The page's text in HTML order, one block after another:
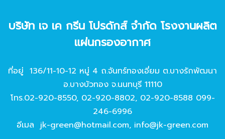
บริษัท เจ เค กรีน โปรดักส์ จํากัด โรงงานผลิต
แผ่นกรองอากาศ
ที่อยู่ 136/11-10-12 หมู่ 4 ถ.จันทร์ทองเอี่ยม ต.บางรักพัฒนา
อ.บางบัวทอง จ.นนทบุรี 11110
โทร.02-920-8550, 02-920-8802, 02-920-8588 099-
246-6996
อีเมล jk-green@hotmail.com, info@jk-green.com